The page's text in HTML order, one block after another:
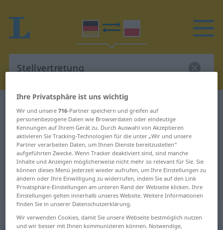
Deutsch-Polnisch Übersetzung für
"Stellvertretung"
"Stellvertretung" Polnisch
Übersetzung
„Stellvertretung“ : Femininum
Ihre Privatsphäre ist uns wichtig
Wir und unsere716-Partner speichern und greifen auf
personenbezogene Daten wie Browserdaten oder eindeutige
Kennungen auf Ihrem Gerät zu. Durch Auswahl von Akzeptieren
aktivieren Sie Tracking-Technologien für die unter „Wir und unsere
Partner verarbeiten Daten, um Ihnen Dienste bereitzustellen“
aufgeführten Zwecke. Wenn Tracker deaktiviert sind, sind manche
Inhalte und Anzeigen möglicherweise nicht mehr so relevant für Sie. Sie
können dieses Menü jederzeit wieder aufrufen, um Ihre Einstellungen zu
ändern oder Ihre Einwilligung zu widerrufen, indem Sie auf den Link
Privatsphäre-Einstellungen am unteren Rand der Webseite klicken. Ihre
Einstellungen gelten innerhalb unseres Website. Weitere Informationen
finden Sie in unserer Datenschutzerklärung.
Wir verwenden Cookies, damit Sie unsere Webseite bestmöglich nutzen
und wir besser mit Ihnen kommunizieren können. Notwendige,